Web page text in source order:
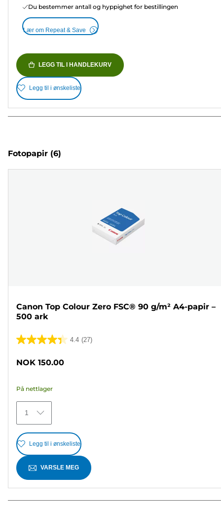
Du bestemmer antall og hyppighet for bestillingen
Lær om Repeat & Save
LEGG TIL I HANDLEKURV
Legg til i ønskeliste
Fotopapir (6)
Canon Top Colour Zero FSC® 90 g/m² A4-papir –
500 ark
4.4 (27)
4.4
27
omtaler
NOK 150.00
På nettlager
1
Legg til i ønskeliste
VARSLE MEG